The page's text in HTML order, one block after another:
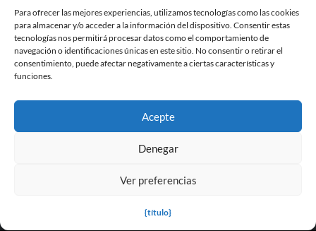
Para ofrecer las mejores experiencias, utilizamos tecnologías como las cookies
para almacenar y/o acceder a la información del dispositivo. Consentir estas
tecnologías nos permitirá procesar datos como el comportamiento de
navegación o identificaciones únicas en este sitio. No consentir o retirar el
consentimiento, puede afectar negativamente a ciertas características y
funciones.
Acepte
Denegar
Ver preferencias
{título}
Popular Free Games
LATEST UPDATES
Terms of Service
Settings